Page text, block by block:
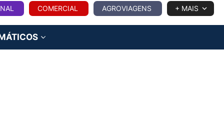
COMERCIAL AGROVIAGENS + MAIS